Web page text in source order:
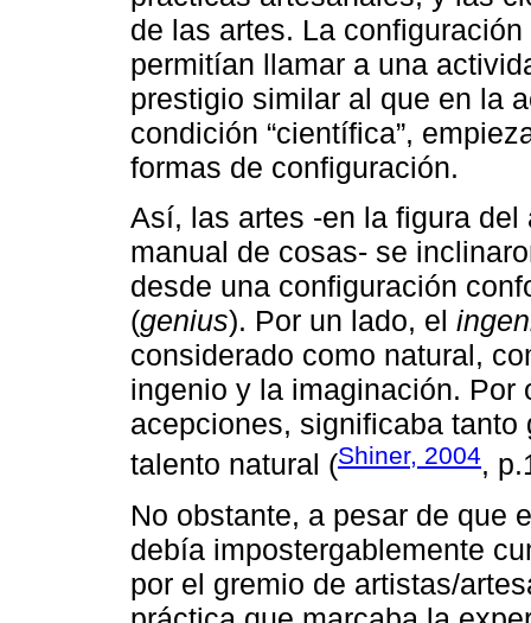
de las artes. La
permitían llamar a una
prestigio similar al que en la
condición “científica”,
formas de configuración.
Así, las artes -en la figura
manual de cosas- se
desde una configuración
(genius). Por un lado, el
considerado como natural,
ingenio y la imaginación. Por
acepciones, significaba
talento natural (Shiner, 2004,
No obstante, a pesar de que
debía impostergablemente
por el gremio de artistas/